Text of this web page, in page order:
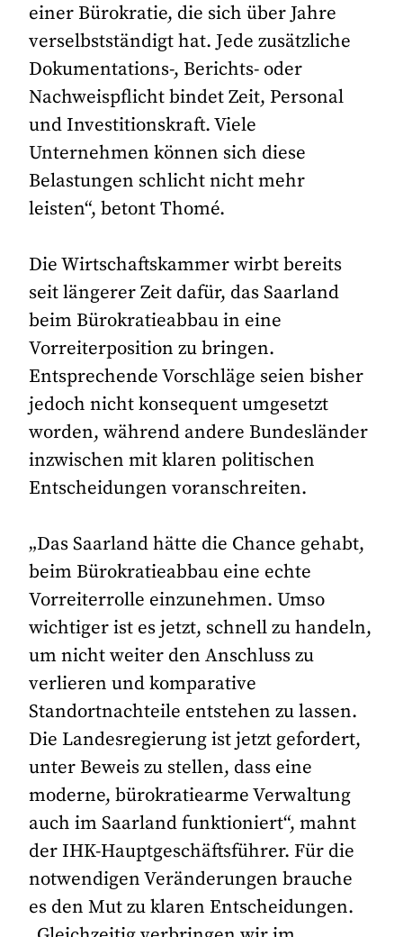
einer Bürokratie, die sich über Jahre
verselbstständigt hat. Jede zusätzliche
Dokumentations-, Berichts- oder
Nachweispflicht bindet Zeit, Personal
und Investitionskraft. Viele
Unternehmen können sich diese
Belastungen schlicht nicht mehr
leisten“, betont Thomé.
Die Wirtschaftskammer wirbt bereits
seit längerer Zeit dafür, das Saarland
beim Bürokratieabbau in eine
Vorreiterposition zu bringen.
Entsprechende Vorschläge seien bisher
jedoch nicht konsequent umgesetzt
worden, während andere Bundesländer
inzwischen mit klaren politischen
Entscheidungen voranschreiten.
„Das Saarland hätte die Chance gehabt,
beim Bürokratieabbau eine echte
Vorreiterrolle einzunehmen. Umso
wichtiger ist es jetzt, schnell zu handeln,
um nicht weiter den Anschluss zu
verlieren und komparative
Standortnachteile entstehen zu lassen.
Die Landesregierung ist jetzt gefordert,
unter Beweis zu stellen, dass eine
moderne, bürokratiearme Verwaltung
auch im Saarland funktioniert“, mahnt
der IHK-Hauptgeschäftsführer. Für die
notwendigen Veränderungen brauche
es den Mut zu klaren Entscheidungen.